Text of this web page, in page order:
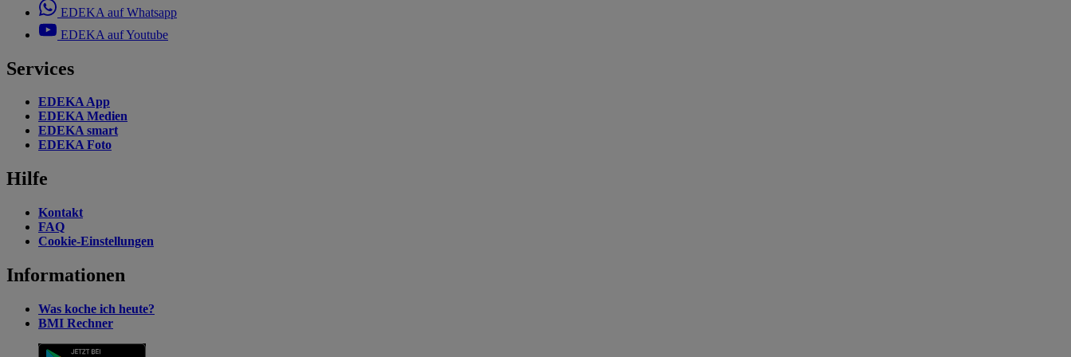
EDEKA auf Whatsapp
EDEKA auf Youtube
Services
EDEKA App
EDEKA Medien
EDEKA smart
EDEKA Foto
Hilfe
Kontakt
FAQ
Cookie-Einstellungen
Informationen
Was koche ich heute?
BMI Rechner